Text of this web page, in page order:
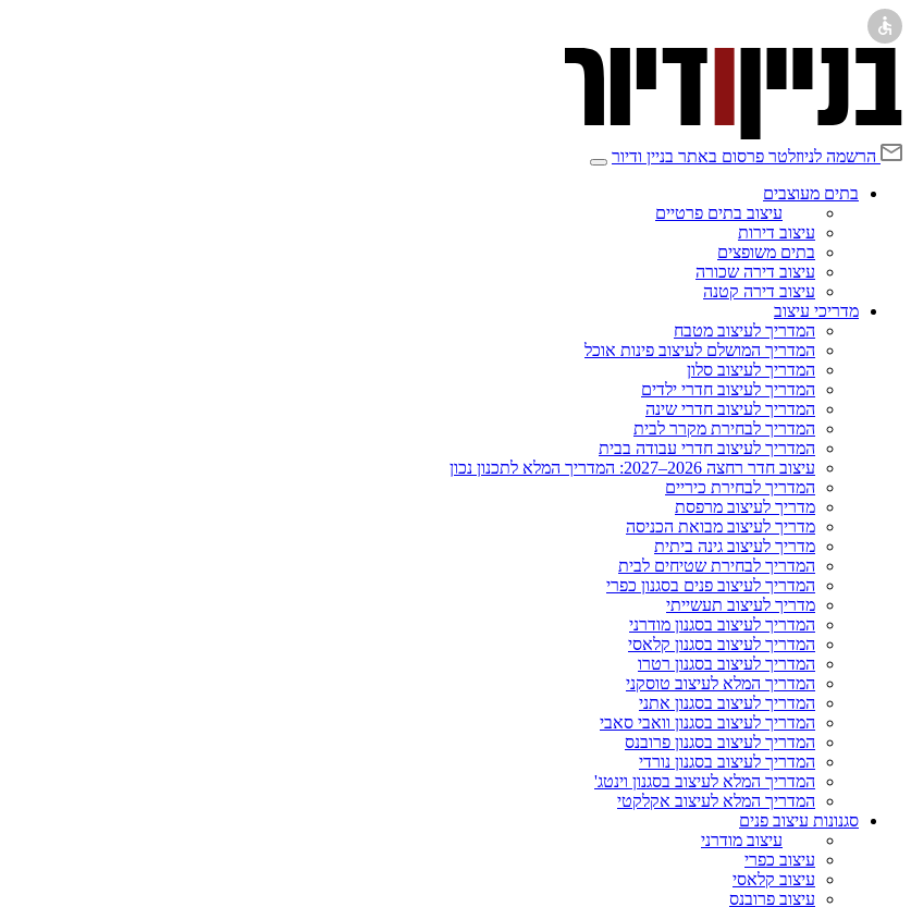
הרשמה לניוזלטר פרסום באתר בניין ודיור
בתים מעוצבים
עיצוב בתים פרטיים
עיצוב דירות
בתים משופצים
עיצוב דירה שכורה
עיצוב דירה קטנה
מדריכי עיצוב
המדריך לעיצוב מטבח
המדריך המושלם לעיצוב פינות אוכל
המדריך לעיצוב סלון
המדריך לעיצוב חדרי ילדים
המדריך לעיצוב חדרי שינה
המדריך לבחירת מקרר לבית
המדריך לעיצוב חדרי עבודה בבית
עיצוב חדר רחצה 2026–2027: המדריך המלא לתכנון נכון
המדריך לבחירת כיריים
מדריך לעיצוב מרפסת
מדריך לעיצוב מבואת הכניסה
מדריך לעיצוב גינה ביתית
המדריך לבחירת שטיחים לבית
המדריך לעיצוב פנים בסגנון כפרי
מדריך לעיצוב תעשייתי
המדריך לעיצוב בסגנון מודרני
המדריך לעיצוב בסגנון קלאסי
המדריך לעיצוב בסגנון רטרו
המדריך המלא לעיצוב טוסקני
המדריך לעיצוב בסגנון אתני
המדריך לעיצוב בסגנון וואבי סאבי
המדריך לעיצוב בסגנון פרובנס
המדריך לעיצוב בסגנון נורדי
המדריך המלא לעיצוב בסגנון וינטג'
המדריך המלא לעיצוב אקלקטי
סגנונות עיצוב פנים
עיצוב מודרני
עיצוב כפרי
עיצוב קלאסי
עיצוב פרובנס